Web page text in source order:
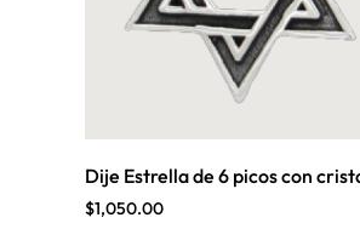
EGIPCIA
ESTRELLAS
FENG SHUI
LABERINTOS
Dije Estrella de 6 picos con
$1,050.00